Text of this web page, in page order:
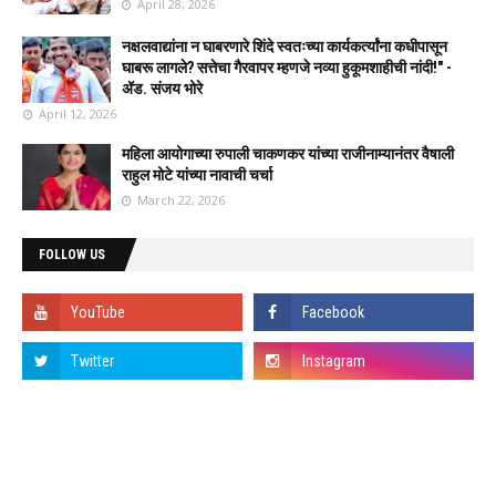
April 28, 2026
नक्षलवाद्यांना न घाबरणारे शिंदे स्वतःच्या कार्यकर्त्यांना कधीपासून
घाबरू लागले? सत्तेचा गैरवापर म्हणजे नव्या हुकूमशाहीची नांदी!" -
ॲड. संजय भोरे
April 12, 2026
महिला आयोगाच्या रुपाली चाकणकर यांच्या राजीनाम्यानंतर वैषाली
राहुल मोटे यांच्या नावाची चर्चा
March 22, 2026
FOLLOW US